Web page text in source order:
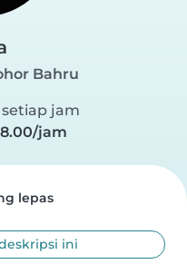
Bahru
jam
jam
lepas
ini